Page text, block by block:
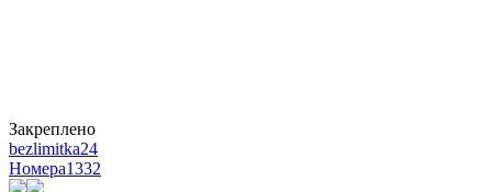
Закреплено
bezlimitka24
Номера1332